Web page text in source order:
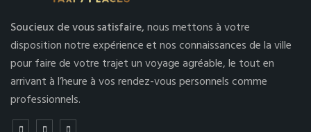
Soucieux de vous satisfaire,nous mettons à votre
disposition notre expérience et nos connaissances de la ville
pour faire de votre trajet un voyage agréable, le tout en
arrivant à l’heure à vos rendez-vous personnels comme
professionnels.